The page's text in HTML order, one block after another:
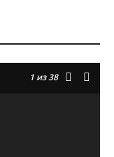
1 из 38